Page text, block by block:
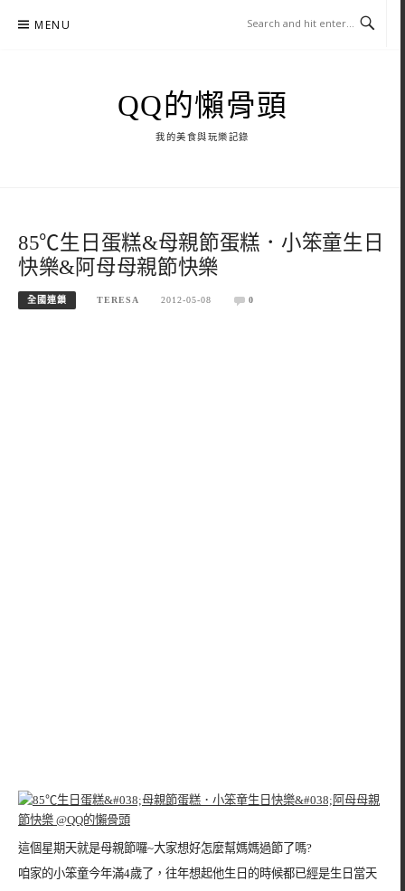
MENU
QQ的懶骨頭
我的美食與玩樂記錄
85℃生日蛋糕&母親節蛋糕．小笨童生日
快樂&阿母母親節快樂
全國連鎖 TERESA 2012-05-08 0
這個星期天就是母親節囉~大家想好怎麼幫媽媽過節了嗎?
咱家的小笨童今年滿4歲了，往年想起他生日的時候都已經是生日當天